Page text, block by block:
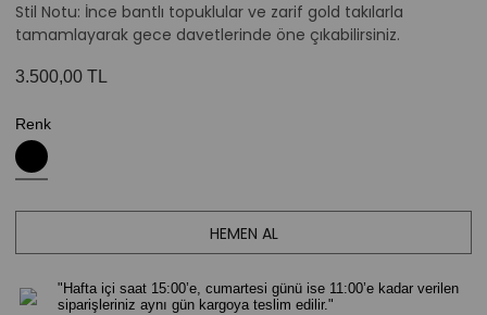
Stil Notu: İnce bantlı topuklular ve zarif gold takılarla
tamamlayarak gece davetlerinde öne çıkabilirsiniz.
3.500,00 TL
Renk
"Hafta içi saat 15:00’e, cumartesi günü ise 11:00’e kadar verilen
siparişleriniz aynı gün kargoya teslim edilir."